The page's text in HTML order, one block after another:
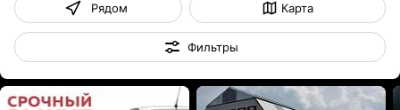
Рядом Карта
Фильтры